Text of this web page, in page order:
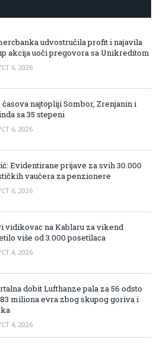
udvostručila profit i najavila
akcija uoči pregovora sa Unikreditom
6, 2026
časova najtopliji Sombor, Zrenjanin i
sa 35 stepeni
6, 2026
Evidentirane prijave za svih 30.000
vaučera za penzionere
6, 2026
vidikovac na Kablaru za vikend
više od 3.000 posetilaca
4, 2026
dobit Lufthanze pala za 56 odsto
miliona evra zbog skupog goriva i
4, 2026